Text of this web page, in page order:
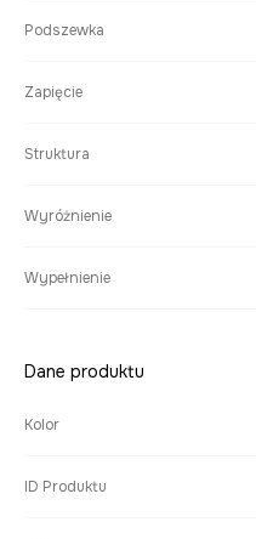
Podszewka
Zapięcie
Struktura
Wyróżnienie
Wypełnienie
Dane produktu
Kolor
ID Produktu